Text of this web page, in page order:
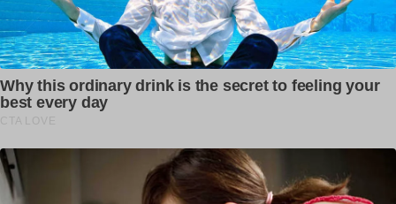
Previous article Next article